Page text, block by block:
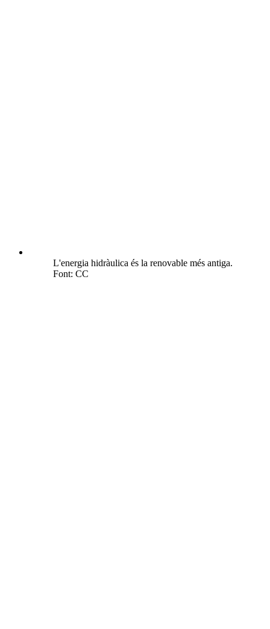
L'energia hidràulica és la renovable més antiga.
Font: CC